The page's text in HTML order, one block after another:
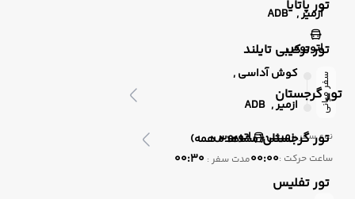
تور پاتایا
تور ترکیبی تایلند
تور گرجستان
تور گرجستان(مشاهده همه)
تور تفلیس
ازمیر , ADB
اتوبوس
سفر میانی
کوش آداسی ,
ازمیر , ADB
نوع سفر :زمینی اتوبوس
ساعت حرکت :00:00مدت سفر : 00:30